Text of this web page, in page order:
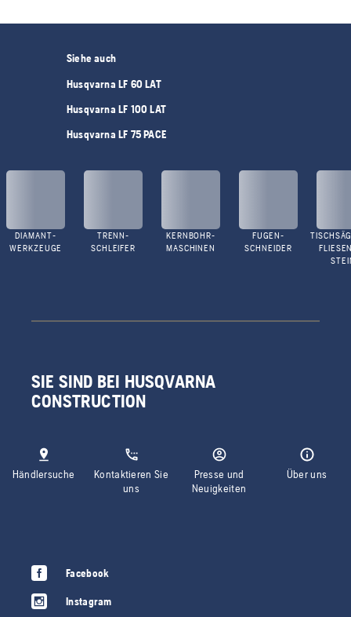
Siehe auch
Husqvarna LF 60 LAT
Husqvarna LF 100 LAT
Husqvarna LF 75 PACE
DIAMANT-
WERKZEUGE
TRENN-
SCHLEIFER
KERNBOHR-
MASCHINEN
FUGEN-
SCHNEIDER
SIE SIND BEI HUSQVARNA
CONSTRUCTION
Händlersuche
Kontaktieren Sie
uns
Presse und
Neuigkeiten
Über uns
Facebook
Instagram